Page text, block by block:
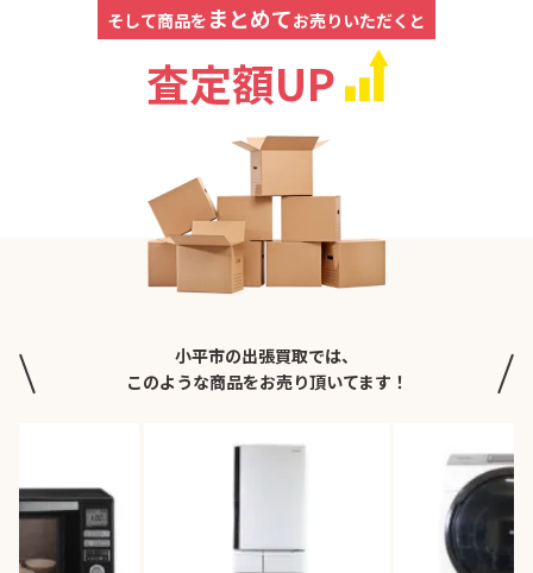
そして商品を まとめてお売りいただくと
査定額UP
小平市の出張買取では、
このような商品をお売り頂いてます！